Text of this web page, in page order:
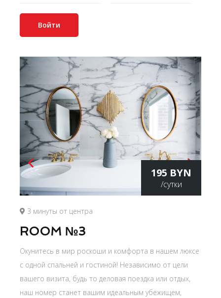
Войти
195 BYN
/сутки
3 минуты от центра
ROOM №3
Окунитесь в мир роскоши и комфорта в нашем люксе
с одной спальней и гостиной! Независимо от цели
вашего визита, будь то деловая поездка или отдых,
наш номер станет вашим идеальным убежищем,